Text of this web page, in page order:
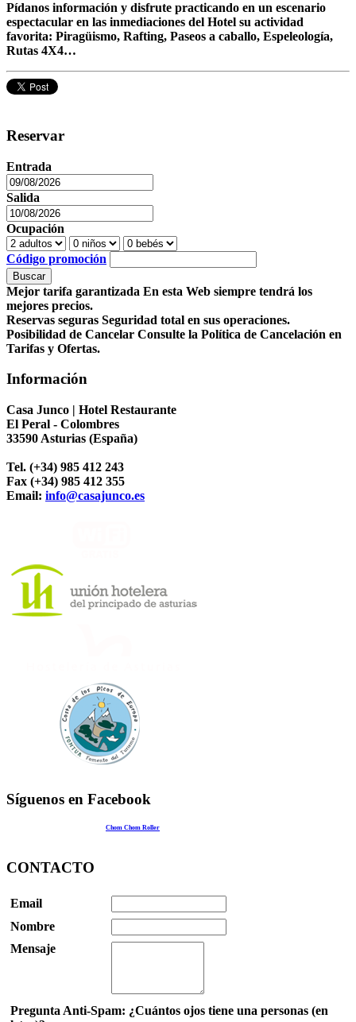
Pídanos información y disfrute practicando en un escenario
espectacular en las inmediaciones del Hotel su actividad
favorita: Piragüismo, Rafting, Paseos a caballo, Espeleología,
Rutas 4X4…
Reservar
Entrada
Salida
Ocupación
Código promoción
Buscar
Mejor tarifa garantizada En esta Web siempre tendrá los
mejores precios.
Reservas seguras Seguridad total en sus operaciones.
Posibilidad de Cancelar Consulte la Política de Cancelación en
Tarifas y Ofertas.
Información
Casa Junco | Hotel Restaurante
El Peral - Colombres
33590 Asturias (España)
Tel. (+34) 985 412 243
Fax (+34) 985 412 355
Email: info@casajunco.es
Síguenos en Facebook
Chom Chom Roller
CONTACTO
Email
Nombre
Mensaje
Pregunta Anti-Spam: ¿Cuántos ojos tiene una personas (en